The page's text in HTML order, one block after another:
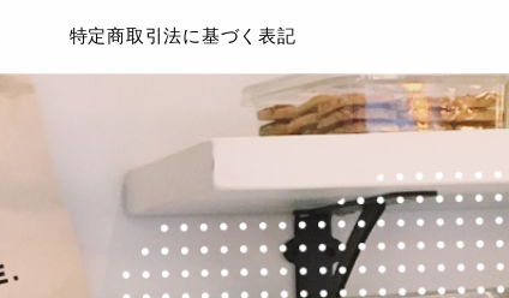
特定商取引法に基づく表記